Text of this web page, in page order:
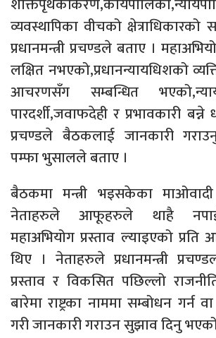
व्यवस्थापिका वीचको
प्रधानमन्त्री प्रचण्डले बताए ।
लक्षित नभएको,प्रधानन्यायधिशको
आचरणसँग सम्बन्धित
पारदर्शी,जवाफदेही र प्रभावकारी बन्ने
प्रचण्डले बैठकलाई जानकारी
पम्फा भुसालले बताए ।
बैठकमा मन्त्री भइसकेका
नेताहरुले आफूहरुले थाहै
महाअभियोग प्रस्ताव ल्याइएको प्रति
थिए । नेताहरुले प्रधानमन्त्री
प्रस्ताव र विकसित पछिल्लो
बारेमा राष्ट्रका नाममा सम्बोधन गर्न
गरी जानकारी गराउन सुझाव दिनु